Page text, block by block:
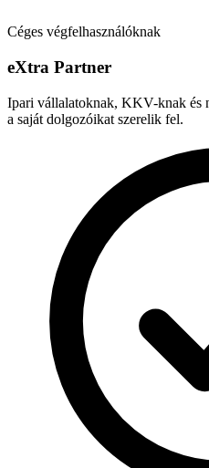
Céges végfelhasználóknak
eXtra Partner
Ipari vállalatoknak, KKV-knak és
a saját dolgozóikat szerelik fel.